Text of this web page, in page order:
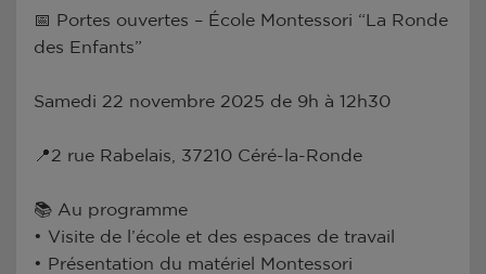
📅 Portes ouvertes – École Montessori “La Ronde
des Enfants”
Samedi 22 novembre 2025 de 9h à 12h30
📍2 rue Rabelais, 37210 Céré-la-Ronde
📚 Au programme
• Visite de l’école et des espaces de travail
• Présentation du matériel Montessori